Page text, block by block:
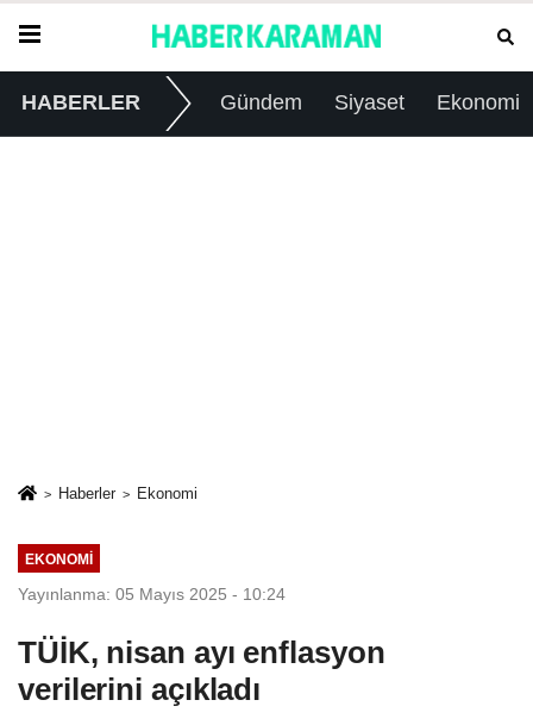
HABERLER Gündem Siyaset Ekonomi
Haberler Ekonomi
EKONOMI
Yayınlanma: 05 Mayıs 2025 - 10:24
TÜİK, nisan ayı enflasyon
verilerini açıkladı